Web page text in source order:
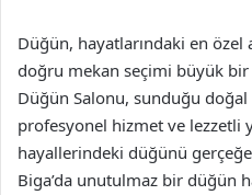
Düğün, hayatlarındaki en
doğru mekan seçimi büyük bir
Düğün Salonu, sunduğu
profesyonel hizmet ve lezzetli
hayallerindeki düğünü
Biga’da unutulmaz bir düğün